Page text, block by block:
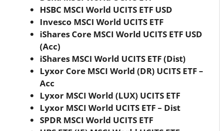
HSBC MSCI World UCITS ETF USD
Invesco MSCI World UCITS ETF
iShares Core MSCI World UCITS ETF USD
(Acc)
iShares MSCI World UCITS ETF (Dist)
Lyxor Core MSCI World (DR) UCITS ETF –
Acc
Lyxor MSCI World (LUX) UCITS ETF
Lyxor MSCI World UCITS ETF – Dist
SPDR MSCI World UCITS ETF